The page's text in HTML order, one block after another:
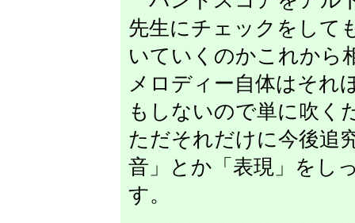
先生にチェックをして
いていくのかこれから
メロディー自体はそれ
もしないので単に吹く
ただそれだけに今後追
音」とか「表現」をし
す。